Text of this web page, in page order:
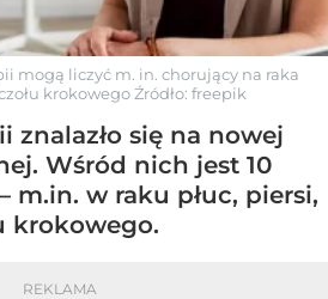
mogą liczyć m. in. chorujący na raka
krokowegoŹródło: freepik
znalazło się na nowej
Wśród nich jest 10
m.in. w raku płuc, piersi,
krokowego.